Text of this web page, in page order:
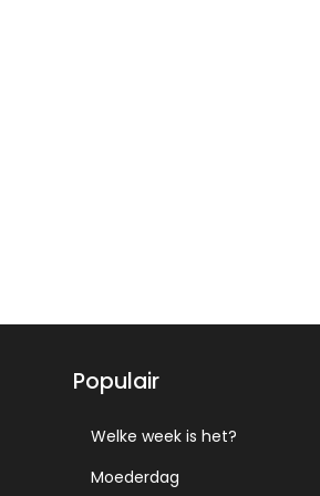
Populair
Welke week is het?
Moederdag